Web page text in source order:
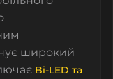
широкий
Bi-LED та